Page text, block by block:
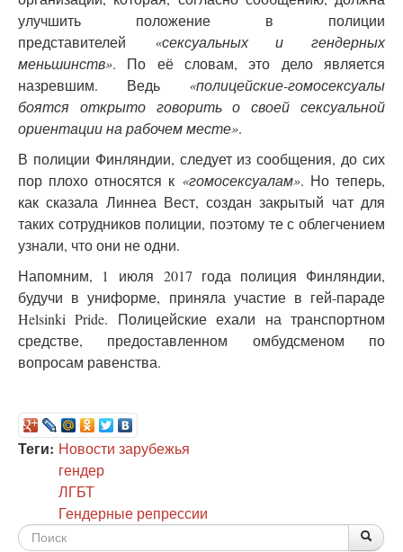
улучшить положение в полиции
представителей «сексуальных и гендерных
меньшинств». По её словам, это дело является
назревшим. Ведь «полицейские-гомосексуалы
боятся открыто говорить о своей сексуальной
ориентации на рабочем месте».
В полиции Финляндии, следует из сообщения, до сих
пор плохо относятся к «гомосексуалам». Но теперь,
как сказала Линнеа Вест, создан закрытый чат для
таких сотрудников полиции, поэтому те с облегчением
узнали, что они не одни.
Напомним, 1 июля 2017 года полиция Финляндии,
будучи в униформе, приняла участие в гей-параде
Helsinki Pride. Полицейские ехали на транспортном
средстве, предоставленном омбудсменом по
вопросам равенства.
Теги: Новости зарубежья
гендер
ЛГБТ
Гендерные репрессии
Форма